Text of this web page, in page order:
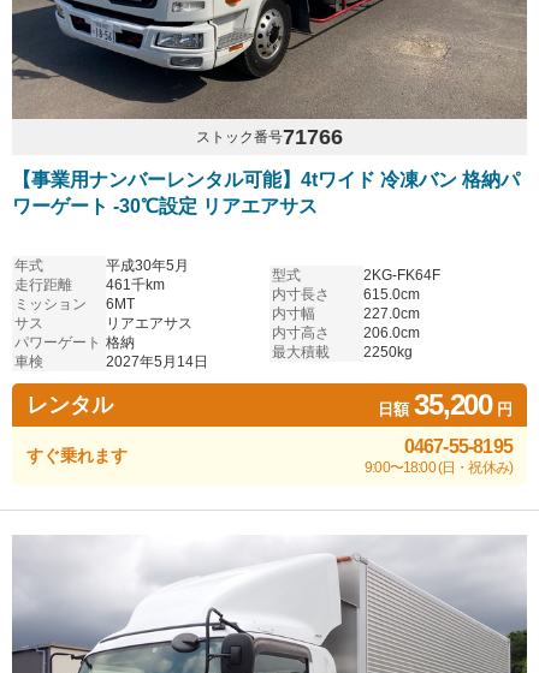
ストック番号71766
【事業用ナンバーレンタル可能】4tワイド 冷凍バン 格納パ
ワーゲート -30℃設定 リアエアサス
年式
平成30年5月
走行距離
461千km
ミッション
6MT
サス
リアエアサス
パワーゲート 格納
車検
2027年5月14日
型式
2KG-FK64F
内寸長さ
615.0cm
内寸幅
227.0cm
内寸高さ
206.0cm
最大積載
2250kg
レンタル 日額35,200円
すぐ乗れます 0467-55-8195
9:00〜18:00 (日・祝休み)